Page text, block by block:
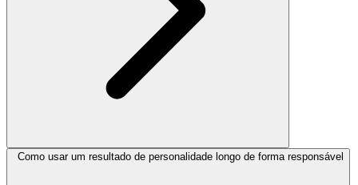
Como usar um resultado de personalidade longo de forma responsável